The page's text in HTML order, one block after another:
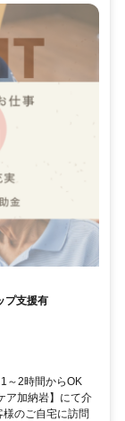
プ支援有
～2時間からOK
ア加納岩】にて介
のご自宅に訪問